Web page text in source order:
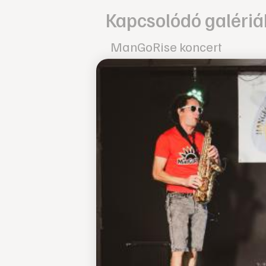
Kapcsolódó
ManGoRise koncert